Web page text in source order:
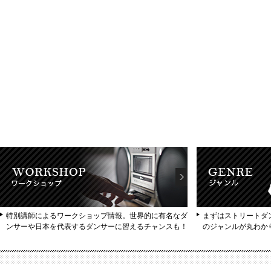
特別講師によるワークショップ情報。世界的に有名なダ
ンサーや日本を代表するダンサーに習えるチャンスも！
まずはストリート
のジャンルが丸わか